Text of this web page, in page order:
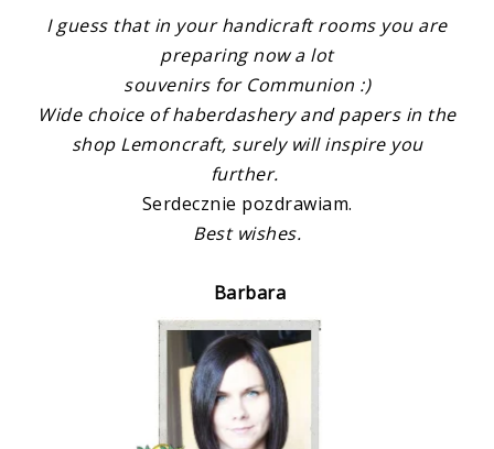
I guess that in yourhandicraft roomsyou are
preparing now a lot
souvenirsfor Communion :)
Wide choice ofhaberdashery and papersin the
shop Lemoncraft, surely will inspire you
further.
Serdecznie pozdrawiam.
Best wishes.
Barbara